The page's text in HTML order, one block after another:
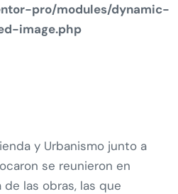
pro/modules/dynamic-
image.php
y Urbanismo junto a
se reunieron en
las obras, las que